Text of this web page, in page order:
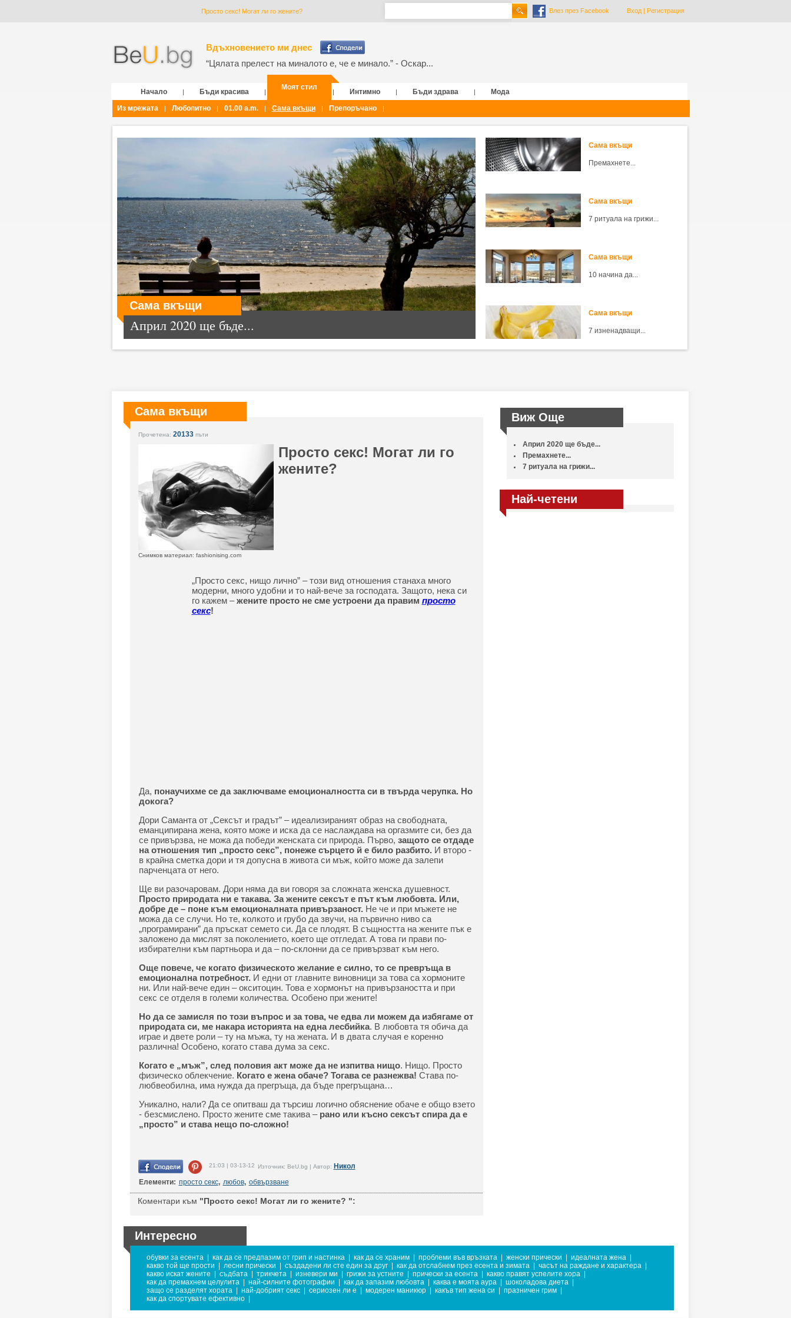
Просто секс! Могат ли го жените? Влез през Facebook Вход| Регистрация
Вдъхновението ми днес
“Цялата прелест на миналото е, че е минало.” - Оскар...
Начало | Бъди красива |
Моят стил
| Интимно | Бъди здрава |
Мода
Из мрежата
| Любопитно | 01.00 a.m. | Сама вкъщи | Препоръчано |
Сама вкъщи
Април 2020 ще бъде...
Сама вкъщи
Премахнете...
Сама вкъщи
7 ритуала на грижи...
Сама вкъщи
10 начина да...
Сама вкъщи
7 изненадващи...
Сама вкъщи
Прочетена: 20133пъти
Просто секс! Могат ли го
жените?
Снимков материал: fashionising.com
„Просто секс, нищо лично” – този вид отношения станаха много
модерни, много удобни и то най-вече за господата. Защото, нека си
го кажем –жените просто не сме устроени да правим просто
секс!
Да, понаучихме се да заключваме емоционалността си в твърда черупка. Но
докога?
Дори Саманта от „Сексът и градът” – идеализираният образ на свободната,
еманципирана жена, която може и иска да се наслаждава на оргазмите си, без да
се привързва, не можа да победи женската си природа. Първо, защото се отдаде
на отношения тип „просто секс”, понеже сърцето й е било разбито. И второ -
в крайна сметка дори и тя допусна в живота си мъж, който може да залепи
парченцата от него.
Ще ви разочаровам. Дори няма да ви говоря за сложната женска душевност.
Просто природата ни е такава. За жените сексът е път към любовта. Или,
добре де – поне към емоционалната привързаност. Не че и при мъжете не
можа да се случи. Но те, колкото и грубо да звучи, на първично ниво са
„програмирани” да пръскат семето си. Да се плодят. В същността на жените пък е
заложено да мислят за поколението, което ще отгледат. А това ги прави по-
избирателни към партньора и да – по-склонни да се привързват към него.
Още повече, че когато физическото желание е силно, то се превръща в
емоционална потребност.И едни от главните виновници за това са хормоните
ни. Или най-вече един – окситоцин. Това е хормонът на привързаността и при
секс се отделя в големи количества. Особено при жените!
Но да се замисля по този въпрос и за това, че едва ли можем да избягаме от
природата си, ме накара историята на една лесбийка. В любовта тя обича да
играе и двете роли – ту на мъжа, ту на жената. И в двата случая е коренно
различна! Особено, когато става дума за секс.
Когато е „мъж”, след половия акт може да не изпитва нищо. Нищо. Просто
физическо облекчение. Когато е жена обаче? Тогава се разнежва! Става по-
любвеобилна, има нужда да прегръща, да бъде прегръщана…
Уникално, нали? Да се опитваш да търсиш логично обяснение обаче е общо взето
- безсмислено. Просто жените сме такива – рано или късно сексът спира да е
„просто” и става нещо по-сложно!
21:03 | 03-13-12 Източник: BeU.bg | Автор: Никол
Елементи: просто секс, любов, обвързване
Коментари към "Просто секс! Могат ли го жените? ":
Виж Още
Април 2020 ще бъде...
Премахнете...
7 ритуала на грижи...
Най-четени
Интересно
обувки за есента как да се предпазим от грип и настинка как да се храним проблеми във връзката женски прически идеалната жена
какво той ще прости
лесни прически създадени ли сте един за друг как да отслабнем през есента и зимата часът на раждане и характера
какво искат жените
съдбата трикчета изневери ми грижи за устните прически за есента какво правят успелите хора
как да премахнем целулита
най-силните фотографии как да запазим любовта каква е моята аура шоколадова диета
защо се разделят хората
най-добрият секс сериозен ли е модерен маникюр какъв тип жена си празничен грим
как да спортувате ефективно